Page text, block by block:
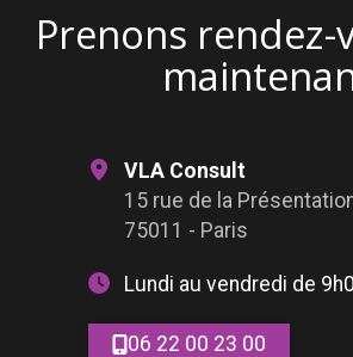
Prenons rendez-
VLA Consult
15 rue de la
75011 - Paris
Lundi au vendredi de
06 22 00 23 00